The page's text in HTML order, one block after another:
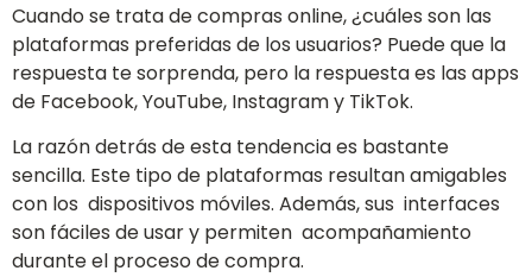
Cuando se trata de compras online, ¿cuáles son las
plataformas preferidas de los usuarios? Puede que la
respuesta te sorprenda, pero la respuesta es las apps
de Facebook, YouTube, Instagram y TikTok.
La razón detrás de esta tendencia es bastante
sencilla. Este tipo de plataformas resultan amigables
con los dispositivos móviles. Además, sus interfaces
son fáciles de usar y permiten acompañamiento
durante el proceso de compra.